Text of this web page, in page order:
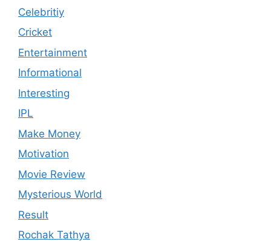
Celebritiy
Cricket
Entertainment
Informational
Interesting
IPL
Make Money
Motivation
Movie Review
Mysterious World
Result
Rochak Tathya